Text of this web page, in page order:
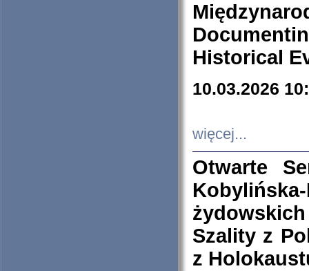
Historical
10.03.2026
więcej...
Otwarte
Szality z
z